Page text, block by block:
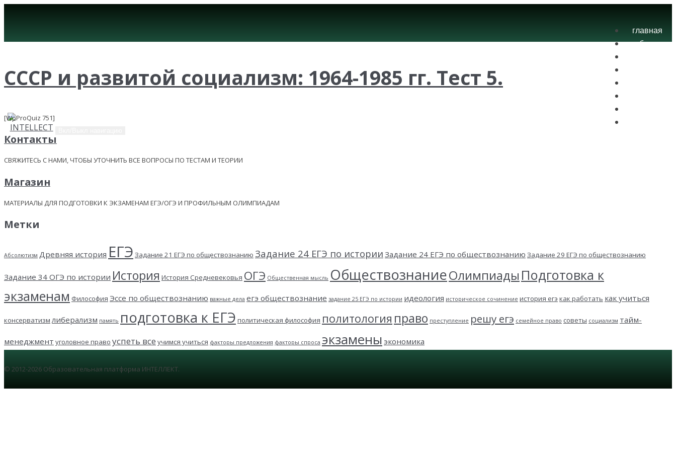
главная
блог
СССР и развитой социализм: 1964-1985 гг. Тест 5.
[WpProQuiz 751]
Контакты
СВЯЖИТЕСЬ С НАМИ, ЧТОБЫ УТОЧНИТЬ ВСЕ ВОПРОСЫ ПО ТЕСТАМ И ТЕОРИИ
Магазин
МАТЕРИАЛЫ ДЛЯ ПОДГОТОВКИ К ЭКЗАМЕНАМ ЕГЭ/ОГЭ И ПРОФИЛЬНЫМ ОЛИМПИАДАМ
Метки
Абсолютизм Древняя история ЕГЭ Задание 21 ЕГЭ по обществознанию Задание 24 ЕГЭ по истории Задание 24 ЕГЭ по обществознанию Задание 29 ЕГЭ по обществознанию
Задание 34 ОГЭ по истории История История Средневековья ОГЭ Общественная мысль ОбществознаниеОлимпиады Подготовка к
экзаменам Философия Эссе по обществознанию важные дела егэ обществознание задание 25 ЕГЭ по истории идеология историческое сочинение история егэ как работать как учиться
консерватизм либерализм память подготовка к ЕГЭ политическая философия политология право преступление решу егэ семейное право советы социализм тайм-
менеджмент уголовное право успеть все учимся учиться факторы предложения факторы спроса экзамены экономика
© 2012-2026 Образовательная платформа ИНТЕЛЛЕКТ.